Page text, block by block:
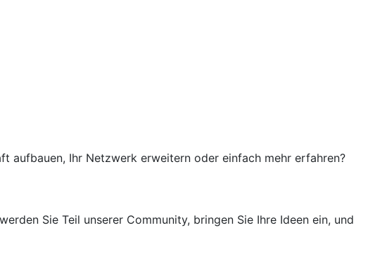
aufbauen, Ihr Netzwerk erweitern oder einfach mehr erfahren?
Sie Teil unserer Community, bringen Sie Ihre Ideen ein, und